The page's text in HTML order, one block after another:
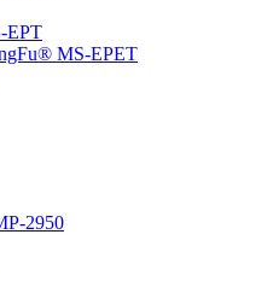
EPT
MS-EPET
2950